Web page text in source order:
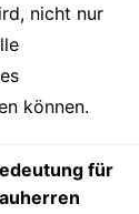
nicht nur
können.
für